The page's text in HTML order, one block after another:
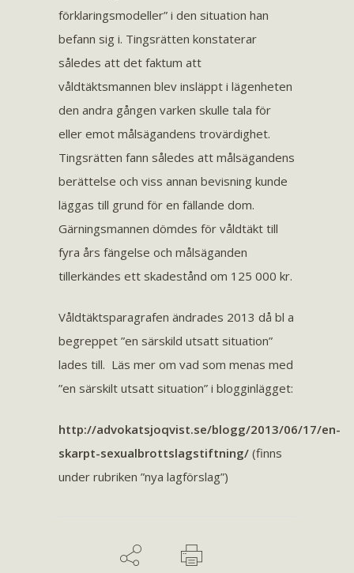
förklaringsmodeller” i den situation han
befann sig i. Tingsrätten konstaterar
således att det faktum att
våldtäktsmannen blev insläppt i lägenheten
den andra gången varken skulle tala för
eller emot målsägandens trovärdighet.
Tingsrätten fann således att målsägandens
berättelse och viss annan bevisning kunde
läggas till grund för en fällande dom.
Gärningsmannen dömdes för våldtäkt till
fyra års fängelse och målsäganden
tillerkändes ett skadestånd om 125 000 kr.
Våldtäktsparagrafen ändrades 2013 då bl a
begreppet ”en särskild utsatt situation”
lades till. Läs mer om vad som menas med
”en särskilt utsatt situation” i blogginlägget:
http://advokatsjoqvist.se/blogg/2013/06/17/en-
skarpt-sexualbrottslagstiftning/ (finns
under rubriken ”nya lagförslag”)